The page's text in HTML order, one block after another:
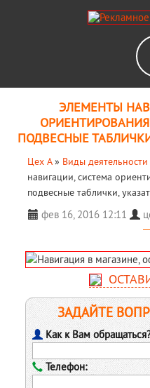
ЭЛЕМЕНТЫ
ПОДВЕСНЫЕ
Цех А» Виды деятельности
навигации, система
подвесные таблички,
фев 16, 2016 12:11
ЗАДАЙТЕ
Как к Вам
Телефон: